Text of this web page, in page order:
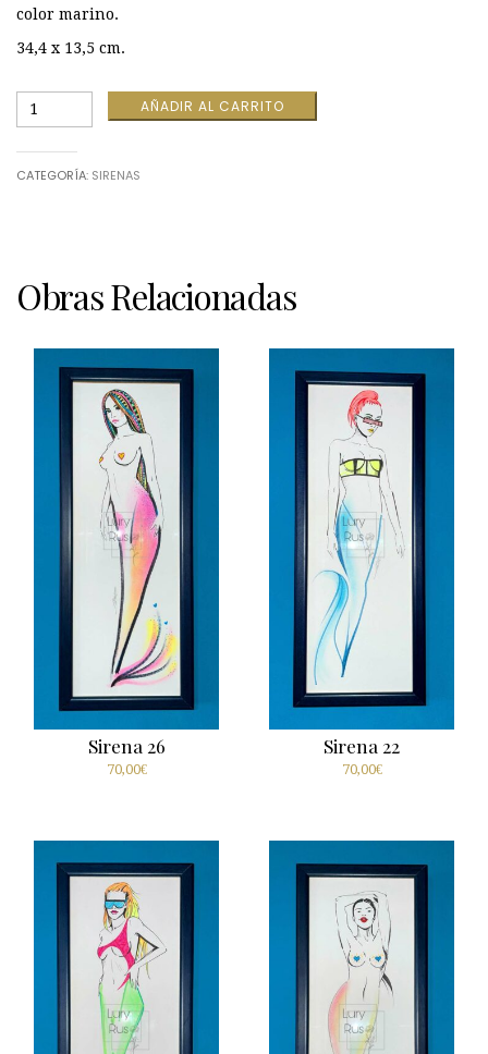
color marino.
34,4 x 13,5 cm.
Sirena
AÑADIR AL CARRITO
CATEGORÍA: SIRENAS
Obras Relacionadas
Sirena 26
70,00€
Sirena 22
70,00€